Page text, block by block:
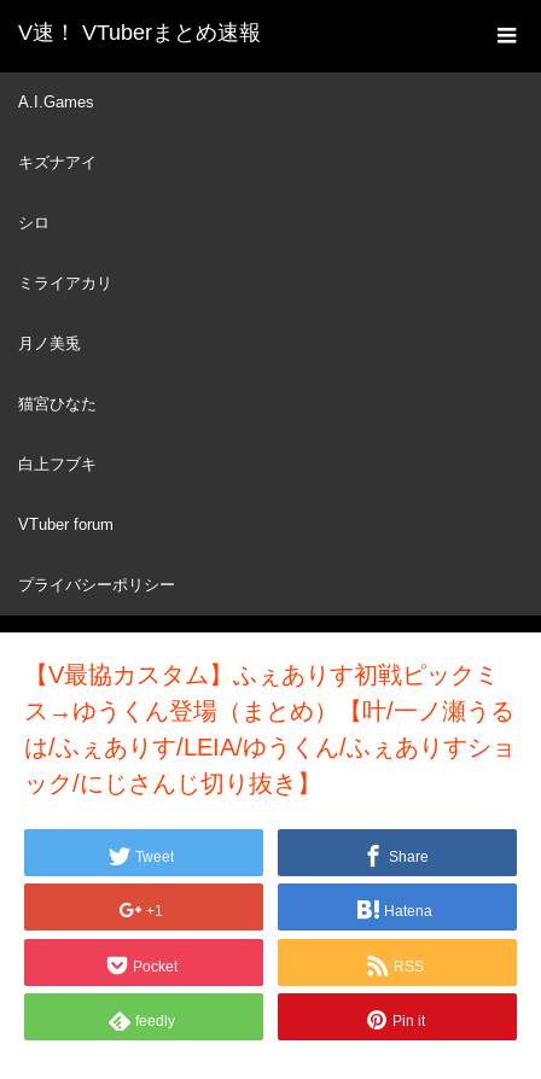
V速！ VTuberまとめ速報
A.I.Games
キズナアイ
シロ
ミライアカリ
月ノ美兎
猫宮ひなた
白上フブキ
VTuber forum
プライバシーポリシー
ホーム
新着動画一覧
は/ふぇありす/LEIA/ゆうくん/ふぇありすショック/にじさんじ切
16
【V最協カスタム】ふぇありす初戦ピックミ
ス→ゆうくん登場（まとめ）【叶/一ノ瀬うる
は/ふぇありす/LEIA/ゆうくん/ふぇありすショ
ック/にじさんじ切り抜き】
Tweet Share
+1 Hatena
Pocket RSS
feedly Pin it